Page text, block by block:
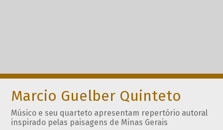
Marcio Guelber Quinteto
Músico e seu quarteto apresentam repertório autoral
inspirado pelas paisagens de Minas Gerais